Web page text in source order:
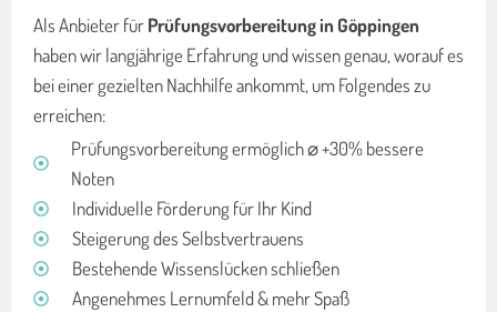
Als Anbieter fürPrüfungsvorbereitung in Göppingen
haben wir langjährige Erfahrung und wissen genau, worauf es
bei einer gezielten Nachhilfe ankommt, um Folgendes zu
erreichen:
Prüfungsvorbereitung ermöglich ⌀ +30% bessere
Noten
Individuelle Förderung für Ihr Kind
Steigerung des Selbstvertrauens
Bestehende Wissenslücken schließen
Angenehmes Lernumfeld & mehr Spaß